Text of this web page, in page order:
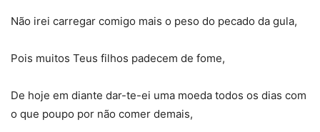
Não irei carregar comigo mais o peso do pecado da gula,
Pois muitos Teus filhos padecem de fome,
De hoje em diante dar-te-ei uma moeda todos os dias com
o que poupo por não comer demais,